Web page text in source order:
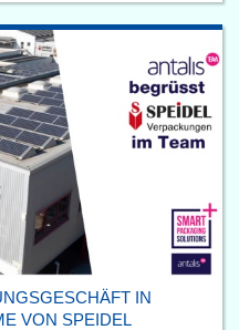
IN
VON SPEIDEL